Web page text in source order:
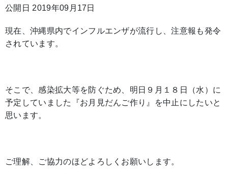
公開日 2019年09月17日
現在、沖縄県内でインフルエンザが流行し、注意報も発令
されています。
そこで、感染拡大等を防ぐため、明日９月１８日（水）に
予定していました『お月見だんご作り』を中止にしたいと
思います。
ご理解、ご協力のほどよろしくお願いします。